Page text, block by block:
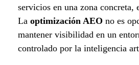
servicios en una zona concreta,
La optimización AEO no es
mantener visibilidad en un
controlado por la inteligencia